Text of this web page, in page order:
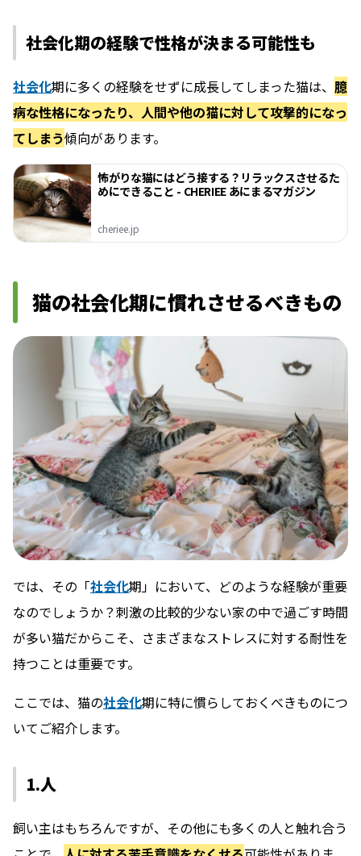
社会化期の経験で性格が決まる可能性も
社会化期に多くの経験をせずに成長してしまった猫は、 臆
病な性格になったり、人間や他の猫に対して攻撃的になっ
てしまう傾向があります。
怖がりな猫にはどう接する？リラックスさせるた
めにできること - CHERIEE あにまるマガジン
cheriee.jp
猫の社会化期に慣れさせるべきもの
では、その「社会化期」において、どのような経験が重要
なのでしょうか？刺激の比較的少ない家の中で過ごす時間
が多い猫だからこそ、さまざまなストレスに対する耐性を
持つことは重要です。
ここでは、猫の社会化期に特に慣らしておくべきものにつ
いてご紹介します。
1.人
飼い主はもちろんですが、その他にも多くの人と触れ合う